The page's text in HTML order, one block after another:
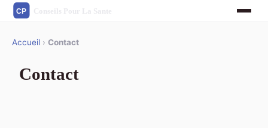
Accueil › Contact
Contact